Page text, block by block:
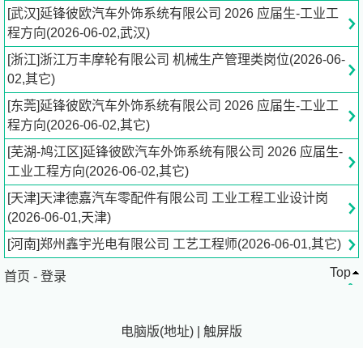
[武汉]延锋彼欧汽车外饰系统有限公司 2026 应届生-工业工
程方向(2026-06-02,武汉)
[浙江]浙江万丰摩轮有限公司 机械生产管理类岗位(2026-06-
02,其它)
[东莞]延锋彼欧汽车外饰系统有限公司 2026 应届生-工业工
程方向(2026-06-02,其它)
[芜湖-鸠江区]延锋彼欧汽车外饰系统有限公司 2026 应届生-
工业工程方向(2026-06-02,其它)
[天津]天津德嘉汽车零配件有限公司 工业工程工业设计岗
(2026-06-01,天津)
[河南]郑州鑫宇光电有限公司 工艺工程师(2026-06-01,其它)
首页 - 登录 Top
电脑版(地址) 触屏版